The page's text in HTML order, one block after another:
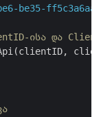
be35-
ისა და